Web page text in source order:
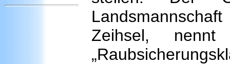
Zeihsel,